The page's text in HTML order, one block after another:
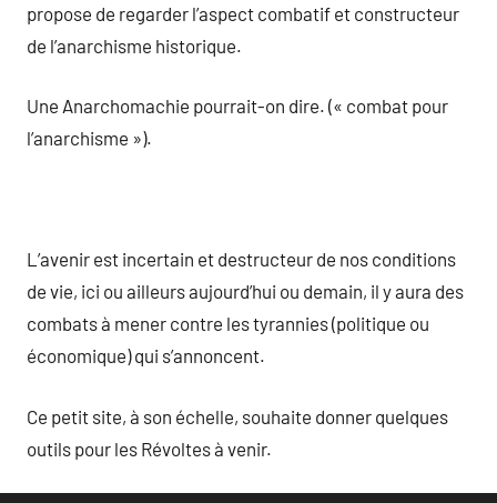
propose de regarder l’aspect combatif et constructeur
de l’anarchisme historique.
Une Anarchomachie pourrait-on dire. (« combat pour
l’anarchisme »).
L’avenir est incertain et destructeur de nos conditions
de vie, ici ou ailleurs aujourd’hui ou demain, il y aura des
combats à mener contre les tyrannies (politique ou
économique) qui s’annoncent.
Ce petit site, à son échelle, souhaite donner quelques
outils pour les Révoltes à venir.